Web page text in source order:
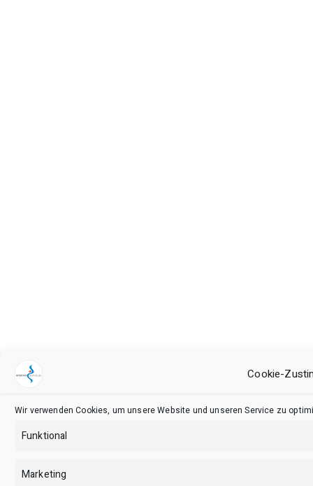
Cookie-
Wir verwenden Cookies, um unsere Website und unseren Service zu
Funktional
Marketing